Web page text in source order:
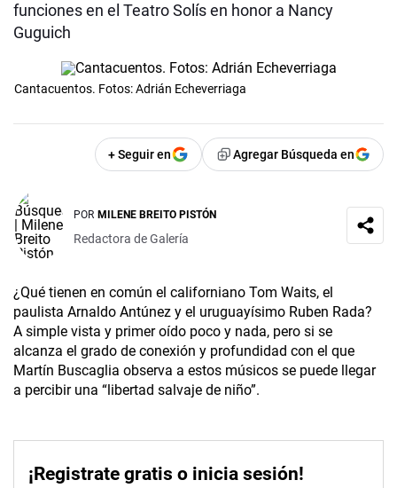
funciones en el Teatro Solís en honor a Nancy
Guguich
Cantacuentos. Fotos: Adrián Echeverriaga
+ Seguir en Agregar Búsqueda en
POR MILENE BREITO PISTÓN
Redactora de Galería
¿Qué tienen en común el californiano Tom Waits, el
paulista Arnaldo Antúnez y el uruguayísimo Ruben Rada?
A simple vista y primer oído poco y nada, pero si se
alcanza el grado de conexión y profundidad con el que
Martín Buscaglia observa a estos músicos se puede llegar
a percibir una “libertad salvaje de niño”.
¡Registrate gratis o inicia sesión!